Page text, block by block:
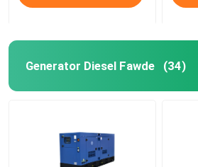
Generator Diesel Fawde (34)